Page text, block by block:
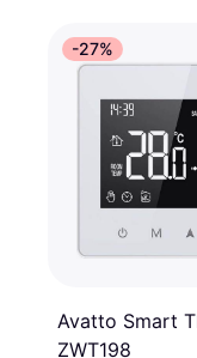
-27%
Avatto Smart
ZWT198